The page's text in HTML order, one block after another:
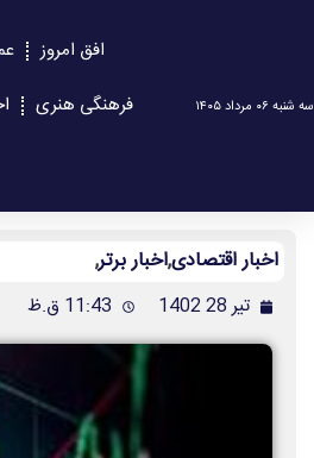
سه شنبه ۰۶ مرداد ۱۴۰۵
افق امروز
فرهنگی هنری
اخبار اقتصادی,اخبار برتر,
تیر 28 1402 11:43 ق.ظ